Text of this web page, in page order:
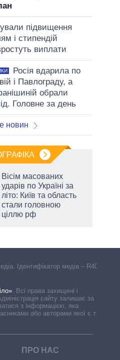
підвищення
і стипендій
виплати
Росія вдарила по
і Павлограду, а
обрали
Головне за день
новин
Вісім масованих
ударів по Україні за
літо: Київ та область
стали головною
ціллю рф
Ідентифікатор медіа – R40-
Всі права захищені і
сайту залишає за
з інформацією, яка
або авторами якої є треті
ПРО НАС